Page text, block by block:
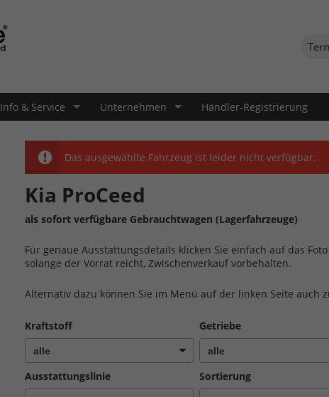
Info & Service Unternehmen Händler-Registrierung
Das ausgewählte Fahrzeug ist leider nicht verfügbar.
Kia ProCeed
als sofort verfügbare Gebrauchtwagen (Lagerfahrzeuge)
Für genaue Ausstattungsdetails klicken Sie einfach auf das
solange der Vorrat reicht, Zwischenverkauf vorbehalten.
Alternativ dazu können Sie im Menü auf der linken Seite auch
Kraftstoff Getriebe
Ausstattungslinie Sortierung